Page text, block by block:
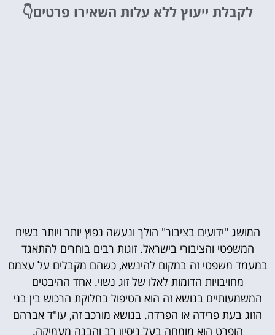
לקבלת ייעוץ ללא עלות השאירו פרטים👇
המושג "ידועים בציבור" הולך ונעשה נפוץ יותר ויותר בשיח
המשפטי והציבורי בישראל. זוגות רבים בוחרים להתאגד
במעמד משפטי זה במקום להינשא, כשהם מקבלים על עצמם
מחויבויות הדומות לאלו של זוג נשוי. אחד ההיבטים
המשמעותיים בנושא זה הוא הטיפול בחלוקת הרכוש בין בני
הזוג בעת פרידה או הפרדה. בנושא מורכב זה, עו"ד אברהם
הופרט הוא מומחה בעל ניסיון רב והבנה מעמיקה.